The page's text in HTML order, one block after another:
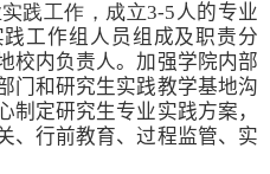
践工作，成立3-5人的专业
工作组人员组成及职责分
校内负责人。加强学院内部
门和研究生实践教学基地沟
定研究生专业实践方案，
、行前教育、过程监管、实